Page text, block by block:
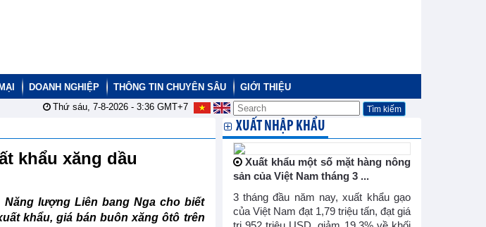
DOANH NGHIỆP THÔNG TIN CHUYÊN SÂU
GIỚI THIỆU
Thứ sáu, 7-8-2026 - 3:36GMT+7
khẩu xăng dầu
Năng lượng Liên bang Nga cho biết
khẩu, giá bán buôn xăng ôtô trên
XUẤT NHẬP KHẨU
Xuất khẩu một số mặt hàng nông
sản của Việt Nam tháng 3 ...
3 tháng đầu năm nay, xuất khẩu gạo
của Việt Nam đạt 1,79 triệu tấn, đạt giá